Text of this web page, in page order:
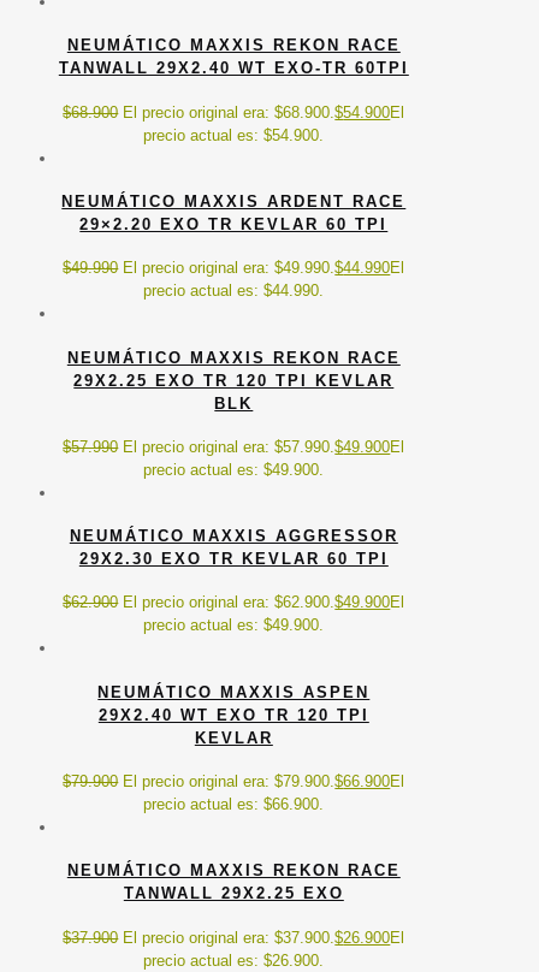
NEUMÁTICO MAXXIS REKON RACE
TANWALL 29X2.40 WT EXO-TR 60TPI
$68.900 El precio original era: $68.900.$54.900El
precio actual es: $54.900.
NEUMÁTICO MAXXIS ARDENT RACE
29×2.20 EXO TR KEVLAR 60 TPI
$49.990 El precio original era: $49.990.$44.990El
precio actual es: $44.990.
NEUMÁTICO MAXXIS REKON RACE
29X2.25 EXO TR 120 TPI KEVLAR
BLK
$57.990 El precio original era: $57.990.$49.900El
precio actual es: $49.900.
NEUMÁTICO MAXXIS AGGRESSOR
29X2.30 EXO TR KEVLAR 60 TPI
$62.900 El precio original era: $62.900.$49.900El
precio actual es: $49.900.
NEUMÁTICO MAXXIS ASPEN
29X2.40 WT EXO TR 120 TPI
KEVLAR
$79.900 El precio original era: $79.900.$66.900El
precio actual es: $66.900.
NEUMÁTICO MAXXIS REKON RACE
TANWALL 29X2.25 EXO
$37.900 El precio original era: $37.900.$26.900El
precio actual es: $26.900.